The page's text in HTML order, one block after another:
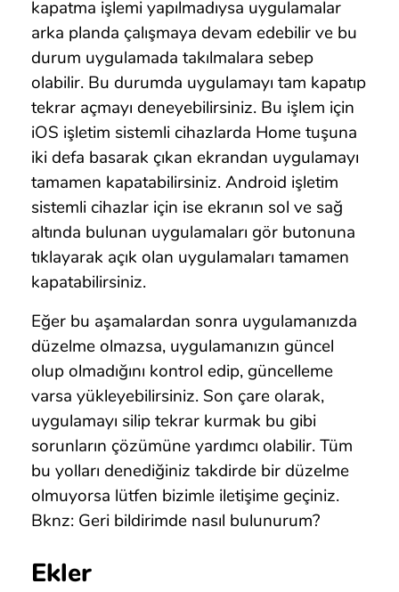
kapatma işlemi yapılmadıysa uygulamalar
arka planda çalışmaya devam edebilir ve bu
durum uygulamada takılmalara sebep
olabilir. Bu durumda uygulamayı tam kapatıp
tekrar açmayı deneyebilirsiniz. Bu işlem için
iOS işletim sistemli cihazlarda Home tuşuna
iki defa basarak çıkan ekrandan uygulamayı
tamamen kapatabilirsiniz. Android işletim
sistemli cihazlar için ise ekranın sol ve sağ
altında bulunan uygulamaları gör butonuna
tıklayarak açık olan uygulamaları tamamen
kapatabilirsiniz.
Eğer bu aşamalardan sonra uygulamanızda
düzelme olmazsa, uygulamanızın güncel
olup olmadığını kontrol edip, güncelleme
varsa yükleyebilirsiniz. Son çare olarak,
uygulamayı silip tekrar kurmak bu gibi
sorunların çözümüne yardımcı olabilir. Tüm
bu yolları denediğiniz takdirde bir düzelme
olmuyorsa lütfen bizimle iletişime geçiniz.
Bknz: Geri bildirimde nasıl bulunurum?
Ekler